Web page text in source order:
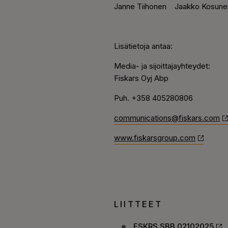
Janne Tiihonen Jaakko
Lisätietoja antaa:
Media- ja sijoittajayhteydet:
Fiskars Oyj Abp
Puh. +358 405280806
communications@fiskars.com
www.fiskarsgroup.com
LIITTEET
FSKRS SBB 02102025